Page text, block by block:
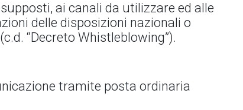
ai canali da utilizzare ed alle
delle disposizioni nazionali o
“Decreto Whistleblowing”).
tramite posta ordinaria